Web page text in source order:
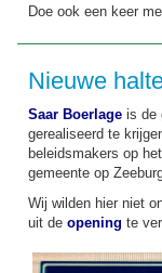
Doe ook een keer
Nieuwe
Saar Boerlage is de
gerealiseerd te
beleidsmakers op
gemeente op
Wij wilden hier niet
uit de opening te